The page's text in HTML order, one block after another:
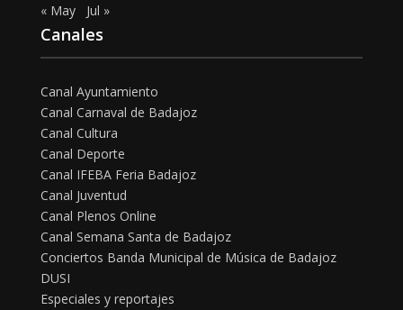
« May
Jul »
Canales
Canal Ayuntamiento
Canal Carnaval de Badajoz
Canal Cultura
Canal Deporte
Canal IFEBA Feria Badajoz
Canal Juventud
Canal Plenos Online
Canal Semana Santa de Badajoz
Conciertos Banda Municipal de Música de Badajoz
DUSI
Especiales y reportajes